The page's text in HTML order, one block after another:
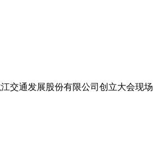
交通发展股份有限公司创立大会现场